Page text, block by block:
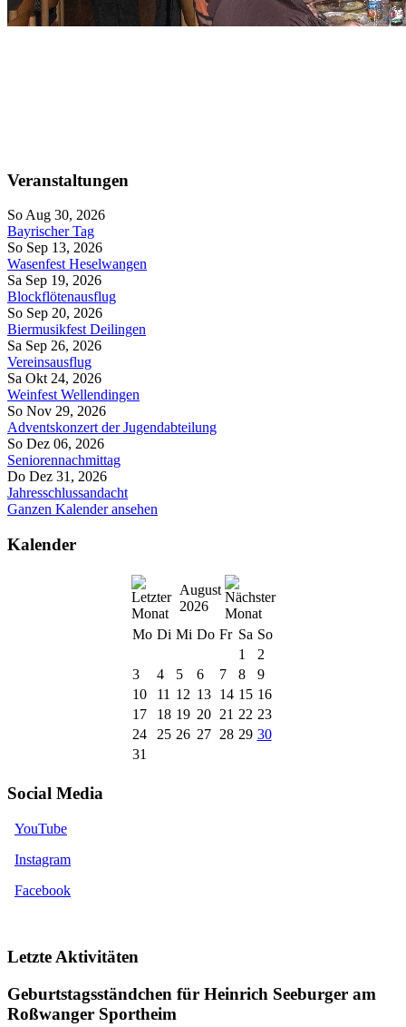
Veranstaltungen
So Aug 30, 2026
Bayrischer Tag
So Sep 13, 2026
Wasenfest Heselwangen
Sa Sep 19, 2026
Blockflötenausflug
So Sep 20, 2026
Biermusikfest Deilingen
Sa Sep 26, 2026
Vereinsausflug
Sa Okt 24, 2026
Weinfest Wellendingen
So Nov 29, 2026
Adventskonzert der Jugendabteilung
So Dez 06, 2026
Seniorennachmittag
Do Dez 31, 2026
Jahresschlussandacht
Ganzen Kalender ansehen
Kalender
August
2026
Mo Di Mi Do Fr Sa So
1
2
3
4 5 6 7 8
9
10
11 12 13 14 15 16
17
18 19 20 21 22 23
24
25 26 27 28 29 30
31
Social Media
YouTube
Instagram
Facebook
Letzte Aktivitäten
Geburtstagsständchen für Heinrich Seeburger am
Roßwanger Sportheim